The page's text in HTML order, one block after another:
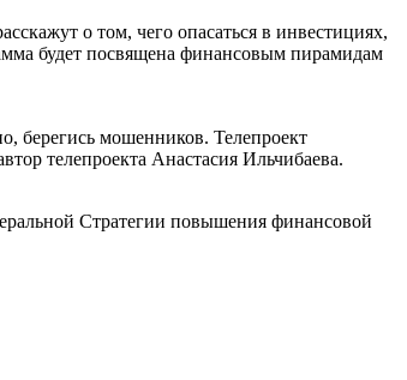
о том, чего опасаться в инвестициях,
будет посвящена финансовым пирамидам
берегись мошенников. Телепроект
телепроекта Анастасия Ильчибаева.
Стратегии повышения финансовой